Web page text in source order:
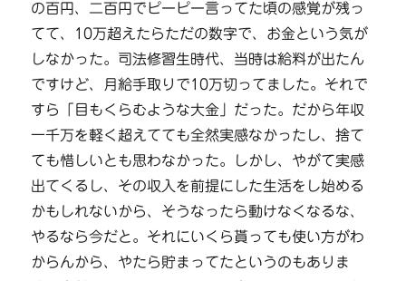
の百円、二百円でピーピー言ってた頃の感覚が残っ
てて、10万超えたらただの数字で、お金という気が
しなかった。司法修習生時代、当時は給料が出たん
ですけど、月給手取りで10万切ってました。それで
すら「目もくらむような大金」だった。だから年収
一千万を軽く超えてても全然実感なかったし、捨て
ても惜しいとも思わなかった。しかし、やがて実感
出てくるし、その収入を前提にした生活をし始める
かもしれないから、そうなったら動けなくなるな、
やるなら今だと。それにいくら貰っても使い方がわ
からんから、やたら貯まってたというのもありま